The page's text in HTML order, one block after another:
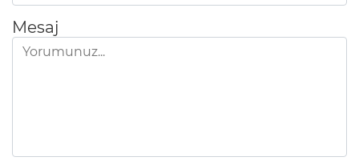
Mesaj